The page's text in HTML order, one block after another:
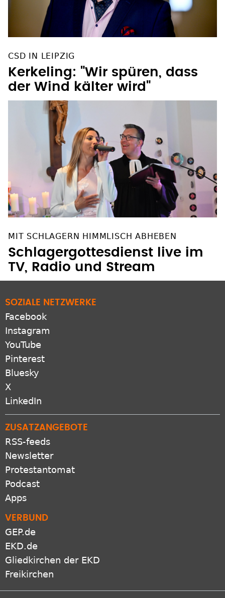
CSD IN LEIPZIG
Kerkeling: "Wir spüren, dass
MIT SCHLAGERN HIMMLISCH ABHEBEN
Schlagergottesdienst live im
TV, Radio und Stream
SOZIALE NETZWERKE
Facebook
Instagram
YouTube
Pinterest
Bluesky
X
ZUSATZANGEBOTE
RSS-feeds
Newsletter
Protestantomat
Podcast
VERBUND
GEP.de
EKD.de
Gliedkirchen der EKD